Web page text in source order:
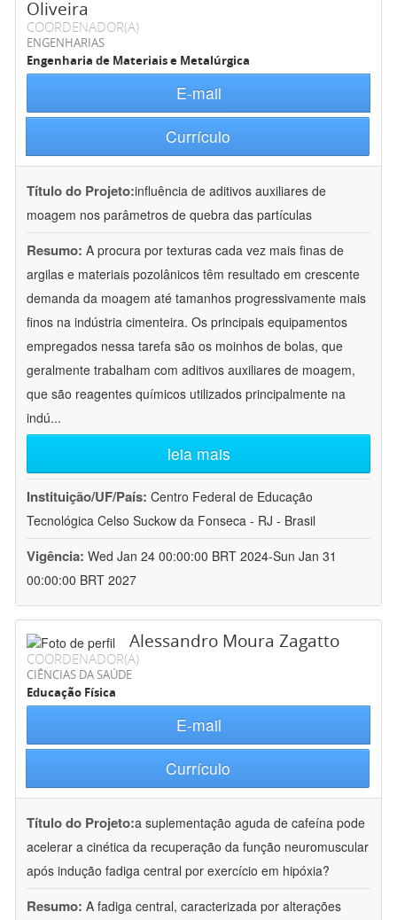
Oliveira
COORDENADOR(A)
ENGENHARIAS
Engenharia de Materiais e Metalúrgica
E-mail
Currículo
Título do Projeto:influência de aditivos auxiliares de
moagem nos parâmetros de quebra das partículas
Resumo: A procura por texturas cada vez mais finas de
argilas e materiais pozolânicos têm resultado em crescente
demanda da moagem até tamanhos progressivamente mais
finos na indústria cimenteira. Os principais equipamentos
empregados nessa tarefa são os moinhos de bolas, que
geralmente trabalham com aditivos auxiliares de moagem,
que são reagentes químicos utilizados principalmente na
indú...
leia mais
Instituição/UF/País: Centro Federal de Educação
Tecnológica Celso Suckow da Fonseca - RJ - Brasil
Vigência: Wed Jan 24 00:00:00 BRT 2024-Sun Jan 31
00:00:00 BRT 2027
Alessandro Moura Zagatto
COORDENADOR(A)
CIÊNCIAS DA SAÚDE
Educação Física
E-mail
Currículo
Título do Projeto:a suplementação aguda de cafeína pode
acelerar a cinética da recuperação da função neuromuscular
após indução fadiga central por exercício em hipóxia?
Resumo: A fadiga central, caracterizada por alterações